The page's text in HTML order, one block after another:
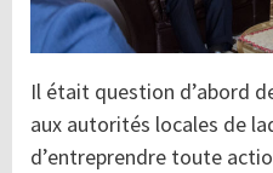
Il était question d’abord
aux autorités locales de
d’entreprendre toute